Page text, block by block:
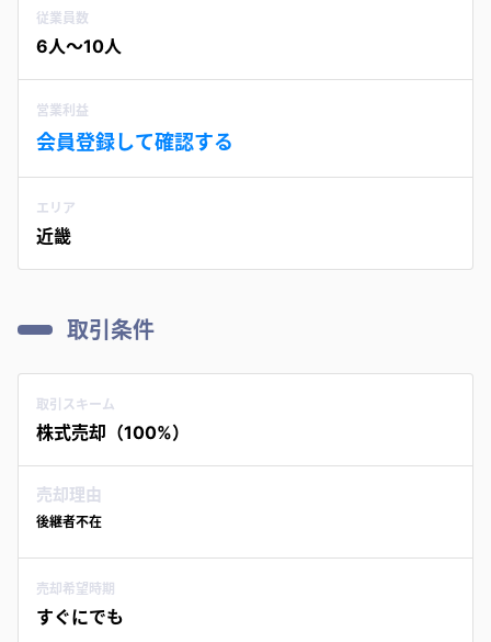
従業員数
6人〜10人
営業利益
会員登録して確認する
エリア
近畿
取引条件
取引スキーム
株式売却（100%）
売却理由
後継者不在
売却希望時期
すぐにでも